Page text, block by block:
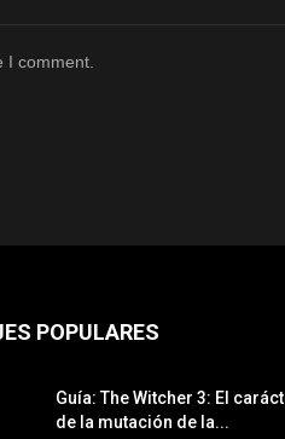
I comment.
POPULARES
Guía: The Witcher 3: El
de la mutación de la...